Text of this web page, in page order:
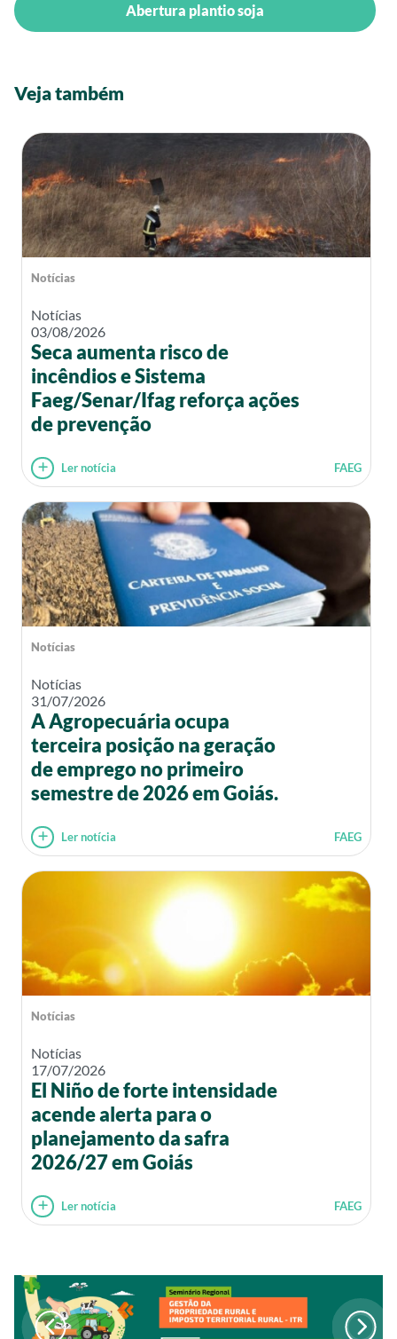
Abertura plantio soja
Veja também
Notícias
Notícias
03/08/2026
Seca aumenta risco de
incêndios e Sistema
Faeg/Senar/Ifag reforça ações
de prevenção
Ler notícia FAEG
Notícias
Notícias
31/07/2026
A Agropecuária ocupa
terceira posição na geração
de emprego no primeiro
semestre de 2026 em Goiás.
Ler notícia FAEG
Notícias
Notícias
17/07/2026
El Niño de forte intensidade
acende alerta para o
planejamento da safra
2026/27 em Goiás
Ler notícia FAEG